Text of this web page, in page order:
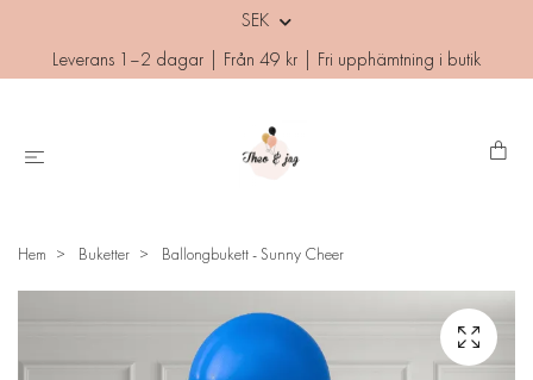
SEK
Leverans 1–2 dagar | Från 49 kr | Fri upphämtning i butik
Hem Buketter Ballongbukett - Sunny Cheer